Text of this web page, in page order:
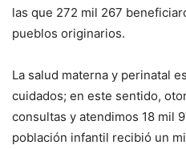
las que 272 mil 267
pueblos originarios.
La salud materna y perinatal
cuidados; en este sentido,
consultas y atendimos 18 mil
población infantil recibió un